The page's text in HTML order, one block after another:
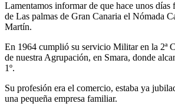
Lamentamos informar de que hace unos días
de Las palmas de Gran Canaria el Nómada
Martín.
En 1964 cumplió su servicio Militar en la 2ª
de nuestra Agrupación, en Smara, donde
1º.
Su profesión era el comercio, estaba ya
una pequeña empresa familiar.